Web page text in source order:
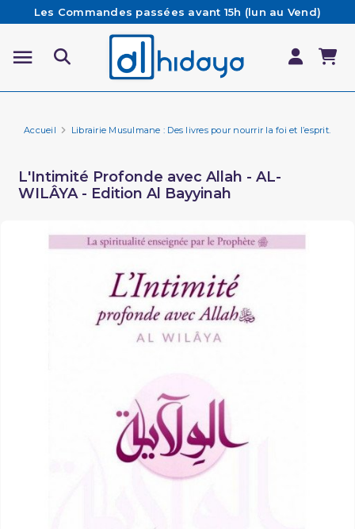
Les Commandes passées avant 15h (lun au Vend)
sont préparées et expédiées le jour même
Besoin d'aide ? Retrouvez notre FAQ
Livraison offerte à partir de 65€ d'achat*
Accueil Librairie Musulmane : Des livres pour nourrir la foi et l’esprit.
L'Intimité Profonde avec Allah - AL-
WILÂYA - Edition Al Bayyinah